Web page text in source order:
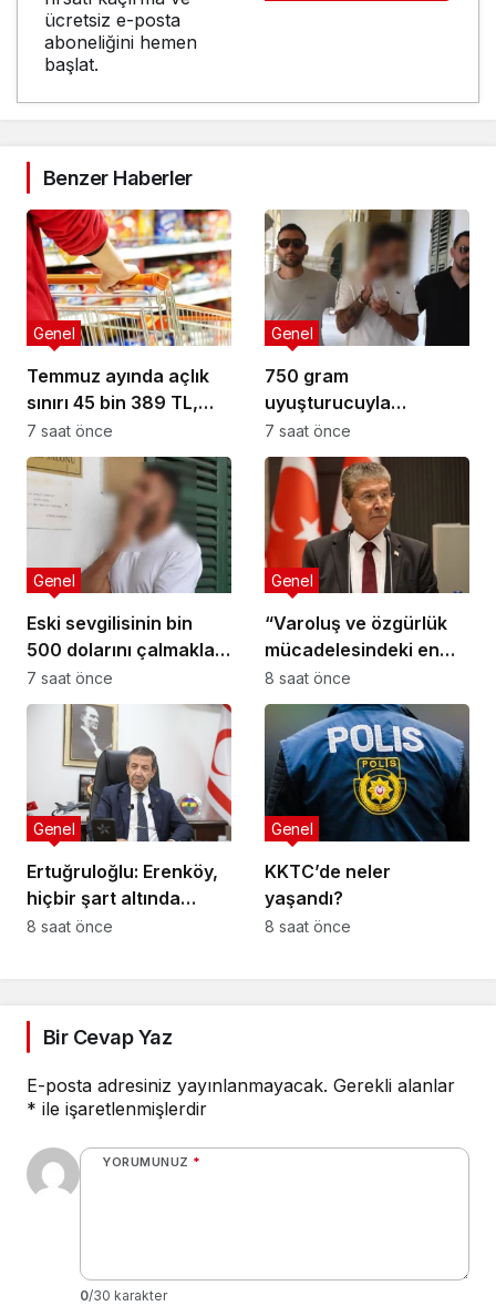
ücretsiz e-posta
aboneliğini hemen
başlat.
Benzer Haberler
Temmuz ayında açlık
sınırı 45 bin 389 TL,
yoksulluk sınırı 244 bin
818 TL oldu
Genel
7 saat önce
750 gram
uyuşturucuyla
yakalandı: 3 gün
tutuklu kalacak
Genel
7 saat önce
Eski sevgilisinin bin
500 dolarını çalmakla
suçlandı, 51 gündür
kaçak yaşadığı ortaya
Genel
7 saat önce
“Varoluş ve özgürlük
mücadelesindeki en
önemli dönüm
noktalarından biri”
Genel
8 saat önce
Ertuğruloğlu: Erenköy,
hiçbir şart altında
esareti kabul
Genel
8 saat önce
KKTC’de neler
yaşandı?
Genel
8 saat önce
Bir Cevap Yaz
E-posta adresiniz yayınlanmayacak. Gerekli alanlar
* ile işaretlenmişlerdir
YORUMUNUZ *
0/30 karakter